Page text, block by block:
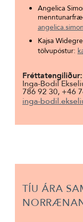
Angelica
Kajsa
tölvupóstur:
Fréttatengiliður:
Inga-Bodil
786 92 30, +46
inga-
TÍU ÁRA